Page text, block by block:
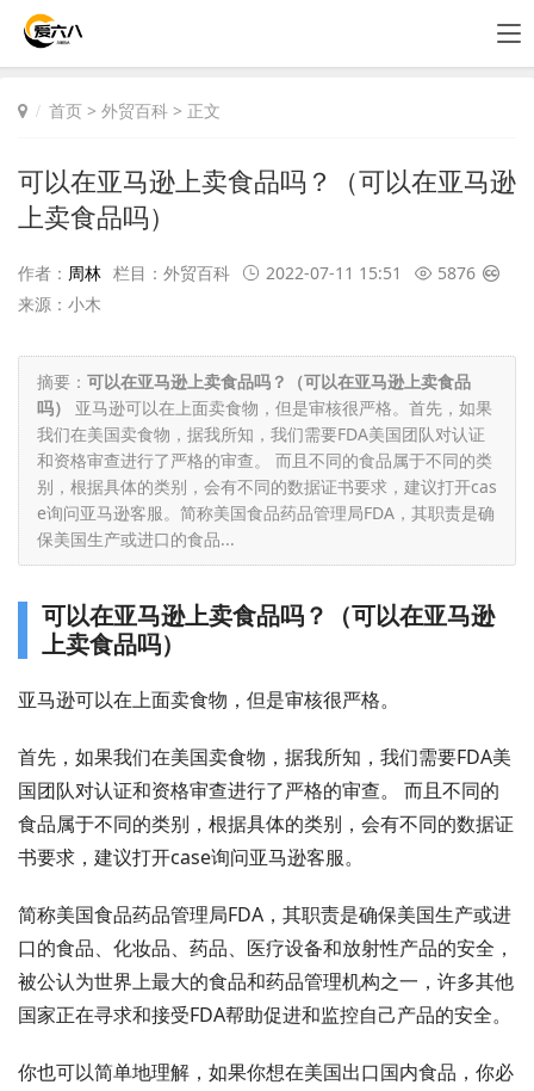
首页 > 外贸百科 > 正文
可以在亚马逊上卖食品吗？（可以在亚马逊
上卖食品吗）
作者： 周林 栏目： 外贸百科 2022-07-11 15:51
5876
来源：小木
摘要： 可以在亚马逊上卖食品吗？（可以在亚马逊上卖食品
吗）
亚马逊可以在上面卖食物，但是审核很严格。首先，如果
我们在美国卖食物，据我所知，我们需要FDA美国团队对认证
和资格审查进行了严格的审查。 而且不同的食品属于不同的类
别，根据具体的类别，会有不同的数据证书要求，建议打开cas
e询问亚马逊客服。简称美国食品药品管理局FDA，其职责是确
保美国生产或进口的食品...
可以在亚马逊上卖食品吗？（可以在亚马逊
上卖食品吗）
亚马逊可以在上面卖食物，但是审核很严格。
首先，如果我们在美国卖食物，据我所知，我们需要FDA美
国团队对认证和资格审查进行了严格的审查。 而且不同的
食品属于不同的类别，根据具体的类别，会有不同的数据证
书要求，建议打开case询问亚马逊客服。
简称美国食品药品管理局FDA，其职责是确保美国生产或进
口的食品、化妆品、药品、医疗设备和放射性产品的安全，
被公认为世界上最大的食品和药品管理机构之一，许多其他
国家正在寻求和接受FDA帮助促进和监控自己产品的安全。
你也可以简单地理解，如果你想在美国出口国内食品，你必